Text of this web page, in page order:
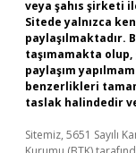
veya şahıs şirketi
Sitede yalnızca
paylaşılmaktadır.
taşımamakta
paylaşım
benzerlikleri
taslak halindedir
Sitemiz, 5651 Sayılı